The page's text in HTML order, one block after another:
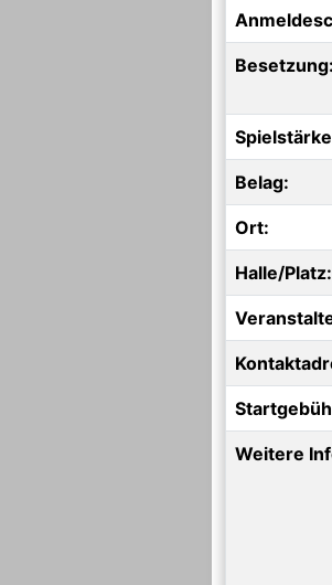
Besetzung:
Belag:
Ort:
Halle/Platz:
Weitere